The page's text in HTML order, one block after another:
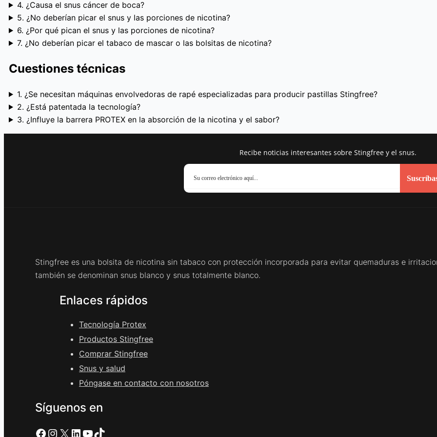
4. ¿Causa el snus cáncer de boca?
5. ¿No deberían picar el snus y las porciones de nicotina?
6. ¿Por qué pican el snus y las porciones de nicotina?
7. ¿No deberían picar el tabaco de mascar o las bolsitas de nicotina?
Cuestiones técnicas
1. ¿Se necesitan máquinas envolvedoras de rapé especializadas para producir pastillas Stingfree?
2. ¿Está patentada la tecnología?
3. ¿Influye la barrera PROTEX en la absorción de la nicotina y el sabor?
Recibe noticias interesantes sobre Stingfree y el snus.
Stingfree es una bolsita de nicotina sin tabaco con protección incorporada para evitar quemaduras e
también se denominan snus blanco y snus totalmente blanco.
Enlaces rápidos
Tecnología Protex
Productos Stingfree
Comprar Stingfree
Snus y salud
Póngase en contacto con nosotros
Síguenos en
Facebook
Instagram
X LinkedIn
YouTube
TikTok